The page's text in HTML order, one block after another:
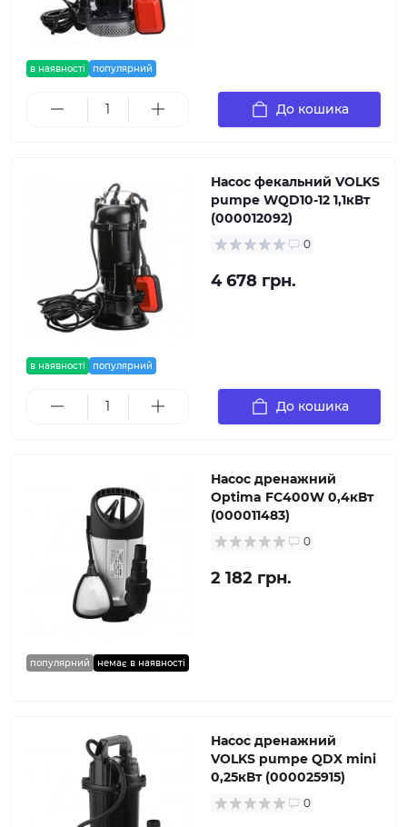
в наявності популярний
До кошика
в наявності популярний
Насос фекальний VOLKS
pumpe WQD10-12 1,1кВт
(000012092)
0
4 678 грн.
До кошика
популярний немає в наявності
Насос дренажний
Optima FC400W 0,4кВт
(000011483)
0
2 182 грн.
Насос дренажний
VOLKS pumpe QDX mini
0,25кВт (000025915)
0